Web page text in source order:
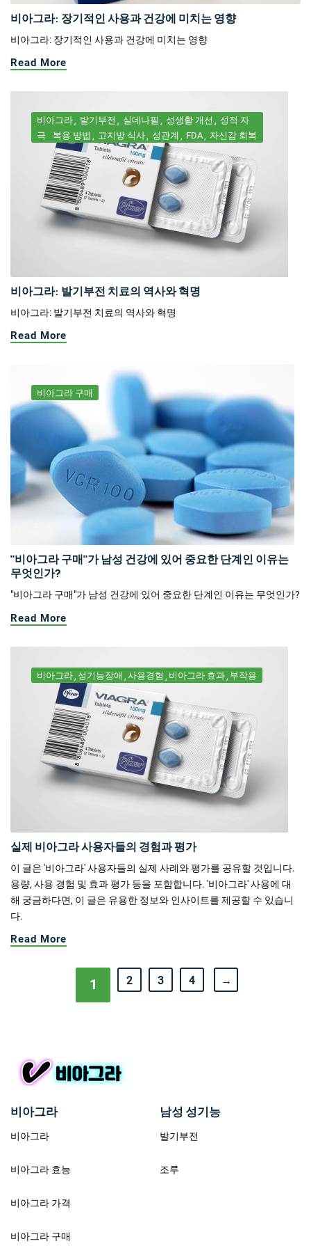
비아그라: 장기적인 사용과 건강에 미치는 영향
비아그라: 장기적인 사용과 건강에 미치는 영향
Read More
비아그라 발기부전 실데나필 성생활 개선
성적 자
극
복용 방법 고지방 식사 성관계 FDA 자신감 회복
비아그라: 발기부전 치료의 역사와 혁명
비아그라: 발기부전 치료의 역사와 혁명
Read More
비아그라 구매
"비아그라 구매"가 남성 건강에 있어 중요한 단계인 이유는
무엇인가?
"비아그라 구매"가 남성 건강에 있어 중요한 단계인 이유는 무엇인가?
Read More
비아그라 성기능장애 사용경험 비아그라 효과 부작용
실제 비아그라 사용자들의 경험과 평가
이 글은 '비아그라' 사용자들의 실제 사례와 평가를 공유할 것입니다.
용량, 사용 경험 및 효과 평가 등을 포함합니다. '비아그라' 사용에 대
해 궁금하다면, 이 글은 유용한 정보와 인사이트를 제공할 수 있습니
다.
Read More
1 2 3 4 →
비아그라
비아그라
비아그라 효능
비아그라 가격
비아그라 구매
남성 성기능
발기부전
조루